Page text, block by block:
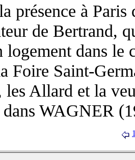
présence à Paris
de Bertrand,
logement dans le
Foire Saint-
les Allard et la
dans WAGNER